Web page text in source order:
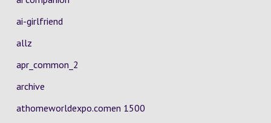
ai-girlfriend
allz
apr_common_2
archive
athomeworldexpo.comen 1500